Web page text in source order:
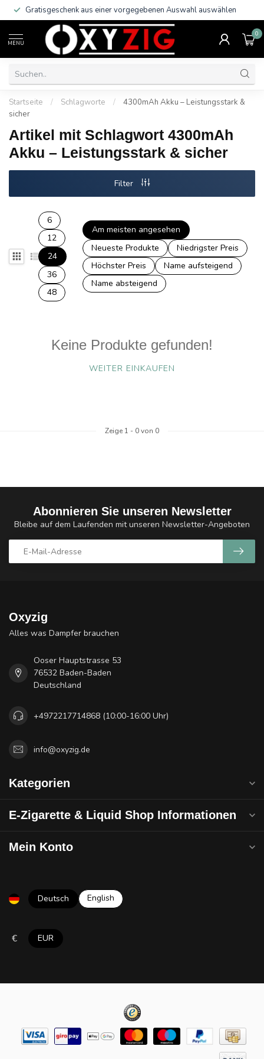
Gratisgeschenk aus einer vorgegebenen Auswahl auswählen
MENU
0
Startseite / Schlagworte /
4300mAh Akku – Leistungsstark &
sicher
Artikel mit Schlagwort 4300mAh
Akku – Leistungsstark & sicher
Filter
6
12
24
36
48
Am meisten angesehen
Neueste Produkte
Niedrigster Preis
Höchster Preis
Name aufsteigend
Name absteigend
Keine Produkte gefunden!
WEITER EINKAUFEN
Zeige 1 - 0von 0
Abonnieren Sie unseren Newsletter
Bleibe auf dem Laufenden mit unseren Newsletter-Angeboten
Oxyzig
Alles was Dampfer brauchen
Ooser Hauptstrasse 53
76532 Baden-Baden
Deutschland
+4972217714868 (10:00-16:00 Uhr)
info@oxyzig.de
Kategorien
E-Zigarette & Liquid Shop Informationen
Mein Konto
Deutsch English
€ EUR